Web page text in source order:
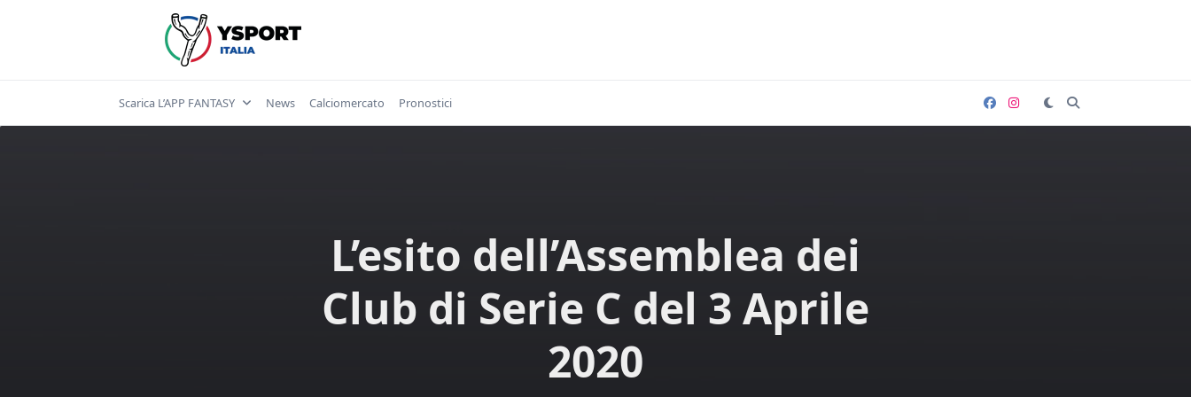
Scarica L’APP FANTASY News Calciomercato Pronostici
L’esito dell’Assemblea dei
Club di Serie C del 3 Aprile
2020